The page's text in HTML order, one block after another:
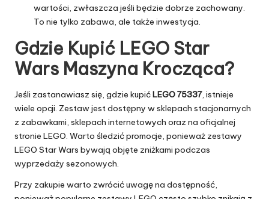
wartości, zwłaszcza jeśli będzie dobrze zachowany.
To nie tylko zabawa, ale także inwestycja.
Gdzie Kupić LEGO Star
Wars Maszyna Krocząca?
Jeśli zastanawiasz się, gdzie kupićLEGO 75337, istnieje
wiele opcji. Zestaw jest dostępny w sklepach stacjonarnych
z zabawkami, sklepach internetowych oraz na oficjalnej
stronie LEGO. Warto śledzić promocje, ponieważ zestawy
LEGO Star Wars bywają objęte zniżkami podczas
wyprzedaży sezonowych.
Przy zakupie warto zwrócić uwagę na dostępność,